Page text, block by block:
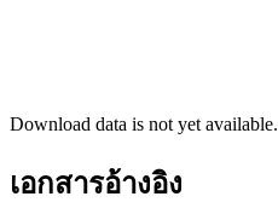
Download data is not yet available.
เอกสารอ้างอิง